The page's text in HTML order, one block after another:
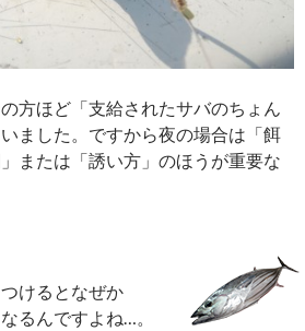
方ほど「支給されたサバのちょん
ました。ですから夜の場合は「餌
または「誘い方」のほうが重要な
けるとなぜか
るんですよね…。